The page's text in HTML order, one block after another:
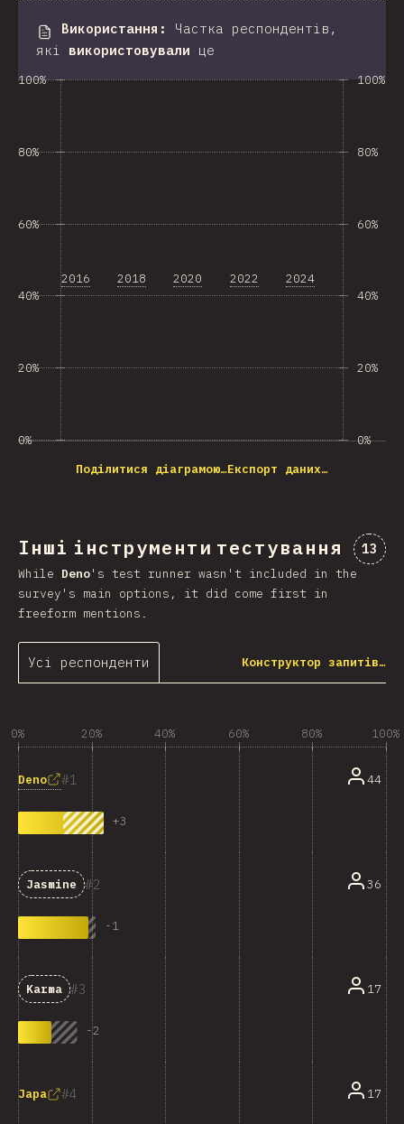
Використання :
Частка респондентів,
які використовували це
0%
20%
40%
60%
80%
100%
2016 2018 2020 2022 2024
0%
20%
40%
60%
80%
100%
Поділитися діаграмою…Експорт даних…
Інші інструменти тестування 13
While Deno's test runner wasn't included in the
survey's main options, it did come first in
freeform mentions.
Усі респонденти Конструктор запитів…
0% 20% 40% 60% 80% 100%
1
Deno
+3
44
2
Jasmine
-1
36
3
Karma
-2
17
4
Japa 17